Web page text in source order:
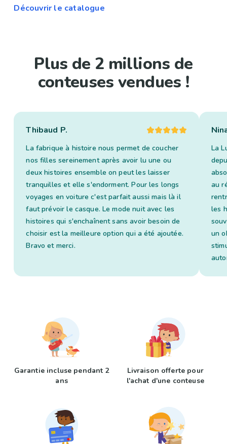
Découvrir le catalogue
Plus de 2 millions de
conteuses vendues !
Thibaud P.
La fabrique à histoire nous permet de coucher
nos filles sereinement après avoir lu une ou
deux histoires ensemble on peut les laisser
tranquilles et elle s'endorment. Pour les longs
voyages en voiture c'est parfait aussi mais là il
faut prévoir le casque. Le mode nuit avec les
histoires qui s'enchaînent sans avoir besoin de
choisir est la meilleure option qui a été ajoutée.
Bravo et merci.
La
au
les
un
Garantie incluse pendant 2
ans
Livraison offerte pour
l'achat d'une conteuse